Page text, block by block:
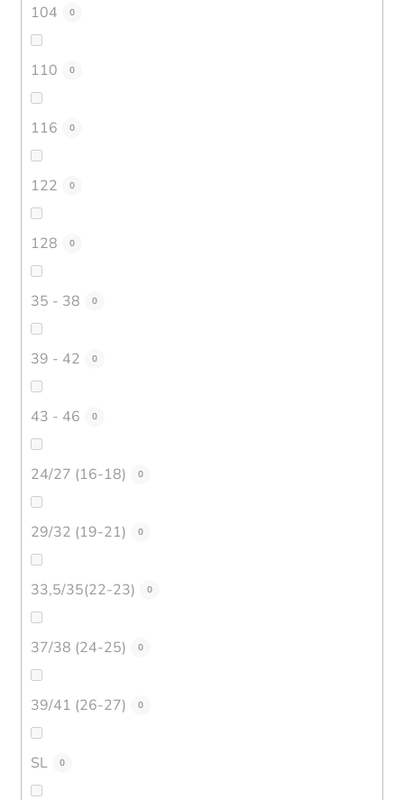
104 0
110 0
116 0
122 0
128 0
35 - 38 0
39 - 42 0
43 - 46 0
24/27 (16-18) 0
29/32 (19-21) 0
33,5/35(22-23) 0
37/38 (24-25) 0
39/41 (26-27) 0
SL 0